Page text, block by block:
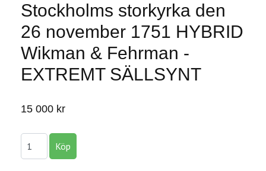
Stockholms storkyrka den
26 november 1751 HYBRID
Wikman & Fehrman -
EXTREMT SÄLLSYNT
15 000 kr